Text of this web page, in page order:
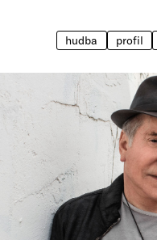
Vše o ČT
hudba profil